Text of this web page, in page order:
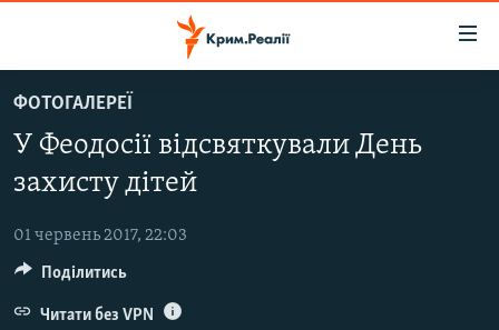
до
основного
матеріалу
до
навігації
Перейти
ВОДА.КРИМ
ВІДЕО ТА ФОТО
ПОЛІТИКА
БЛОГИ
ПОГЛЯД
ФОТОГАЛЕРЕЇ
У Феодосії відсвяткували День
захисту дітей
01 червень 2017, 22:03
Поділитись
Читати без VPN